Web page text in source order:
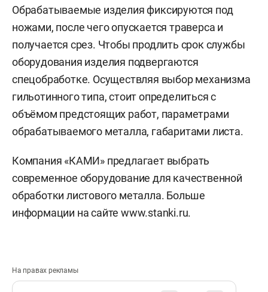
Обрабатываемые изделия фиксируются под
ножами, после чего опускается траверса и
получается срез. Чтобы продлить срок службы
оборудования изделия подвергаются
спецобработке. Осуществляя выбор механизма
гильотинного типа, стоит определиться с
объёмом предстоящих работ, параметрами
обрабатываемого металла, габаритами листа.
Компания «КАМИ» предлагает выбрать
современное оборудование для качественной
обработки листового металла. Больше
информации на сайте www.stanki.ru.
На правах рекламы